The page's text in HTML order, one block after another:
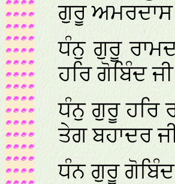
ਗੁਰੂ ਅਮਰਦਾਸ
ਧੰਨੁ ਗੁਰੂ
ਹਰਿ ਗੋਬਿੰਦ
ਧੰਨੁ ਗੁਰੂ ਹਰਿ
ਤੇਗ ਬਹਾਦਰ
ਧੰਨ ਗੁਰੂ